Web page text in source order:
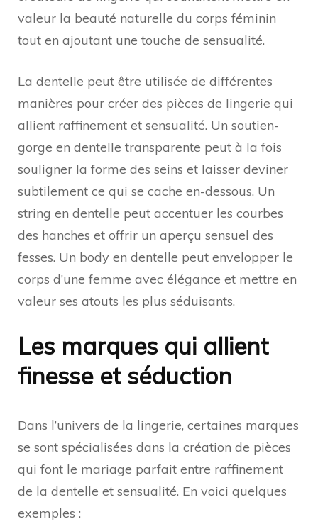
valeur la beauté naturelle du corps féminin
tout en ajoutant une touche de sensualité.
La dentelle peut être utilisée de différentes
manières pour créer des pièces de lingerie qui
allient raffinement et sensualité. Un soutien-
gorge en dentelle transparente peut à la fois
souligner la forme des seins et laisser deviner
subtilement ce qui se cache en-dessous. Un
string en dentelle peut accentuer les courbes
des hanches et offrir un aperçu sensuel des
fesses. Un body en dentelle peut envelopper le
corps d’une femme avec élégance et mettre en
valeur ses atouts les plus séduisants.
Les marques qui allient
finesse et séduction
Dans l’univers de la lingerie, certaines marques
se sont spécialisées dans la création de pièces
qui font le mariage parfait entre raffinement
de la dentelle et sensualité. En voici quelques
exemples :